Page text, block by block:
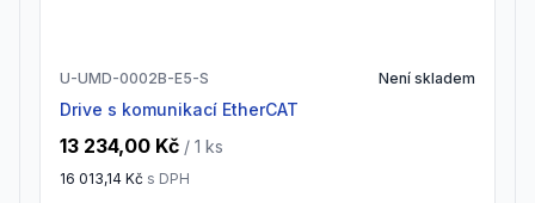
U-UMD-0002B-E5-S Není skladem
drive s komunikací EtherCAT
13 234,00 Kč / 1 ks
16 013,14 Kč s DPH